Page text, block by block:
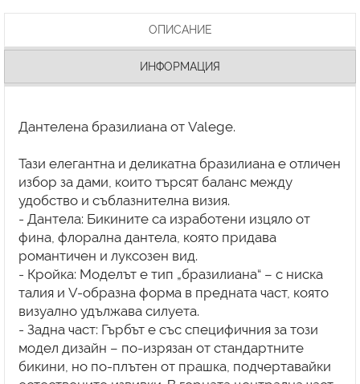
ОПИСАНИЕ
ИНФОРМАЦИЯ
Дантелена бразилиана от Valege.
Тази елегантна и деликатна бразилиана е отличен
избор за дами, които търсят баланс между
удобство и съблазнителна визия.
- Дантела: Бикините са изработени изцяло от
фина, флорална дантела, която придава
романтичен и луксозен вид.
- Кройка: Моделът е тип „бразилиана“ – с ниска
талия и V-образна форма в предната част, която
визуално удължава силуета.
- Задна част: Гърбът е със специфичния за този
модел дизайн – по-изрязан от стандартните
бикини, но по-плътен от прашка, подчертавайки